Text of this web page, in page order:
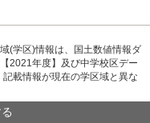
(学区)情報は、国土数値情報ダ
2021年度】及び中学校区デー
載情報が現在の学区域と異な